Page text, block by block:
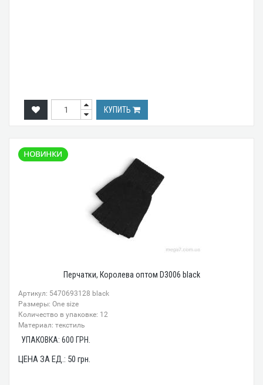
КУПИТЬ
Перчатки, Королева оптом D3006 black
Артикул: 5470693128 black
Размеры: One size
Количество в упаковке: 12
Материал: текстиль
УПАКОВКА: 600 ГРН.
ЦЕНА ЗА ЕД.: 50 грн.